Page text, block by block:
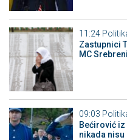
11:24
Zastupnici
MC
09:03
Bećirović
nikada